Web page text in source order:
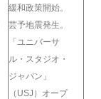
緩和政策開始。
芸予地震発生。
「ユニバーサ
ル・スタジオ・
ジャパン」
（USJ）オープ